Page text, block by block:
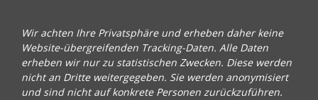
Wir achten Ihre Privatsphäre und erheben daher keine
Website-übergreifenden Tracking-Daten. Alle Daten
erheben wir nur zu statistischen Zwecken. Diese werden
nicht an Dritte weitergegeben. Sie werden anonymisiert
und sind nicht auf konkrete Personen zurückzuführen.